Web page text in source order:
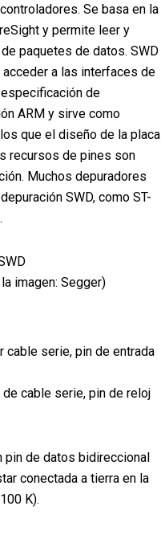
Se basa en la
y permite leer y
paquetes de datos. SWD
a las interfaces de
de
ARM y sirve como
que el diseño de la placa
recursos de pines son
Muchos depuradores
SWD, como ST-
imagen: Segger)
cable serie, pin de entrada
cable serie, pin de reloj
pin de datos bidireccional
conectada a tierra en la
K).